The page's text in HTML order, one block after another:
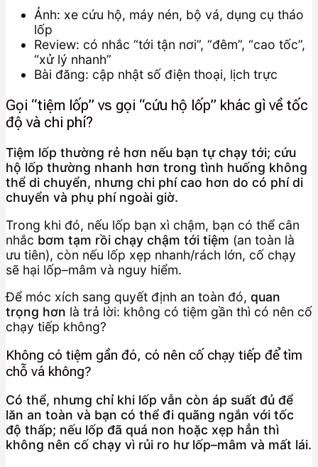
Ảnh: xe cứu hộ, máy nén, bộ vá, dụng cụ tháo
lốp
Review: có nhắc “tới tận nơi”, “đêm”, “cao tốc”,
“xử lý nhanh”
Bài đăng: cập nhật số điện thoại, lịch trực
Gọi “tiệm lốp” vs gọi “cứu hộ lốp” khác gì về tốc
độ và chi phí?
Tiệm lốp thường rẻ hơn nếu bạn tự chạy tới; cứu
hộ lốp thường nhanh hơn trong tình huống không
thể di chuyển, nhưng chi phí cao hơn do có phí di
chuyển và phụ phí ngoài giờ.
Trong khi đó, nếu lốp bạn xì chậm, bạn có thể cân
nhắc bơm tạm rồi chạy chậm tới tiệm (an toàn là
ưu tiên), còn nếu lốp xẹp nhanh/rách lớn, cố chạy
sẽ hại lốp–mâm và nguy hiểm.
Để móc xích sang quyết định an toàn đó, quan
trọng hơn là trả lời: không có tiệm gần thì có nên cố
chạy tiếp không?
Không có tiệm gần đó, có nên cố chạy tiếp để tìm
chỗ vá không?
Có thể, nhưng chỉ khi lốp vẫn còn áp suất đủ để
lăn an toàn và bạn có thể đi quãng ngắn với tốc
độ thấp; nếu lốp đã quá non hoặc xẹp hẳn thì
không nên cố chạy vì rủi ro hư lốp–mâm và mất lái.